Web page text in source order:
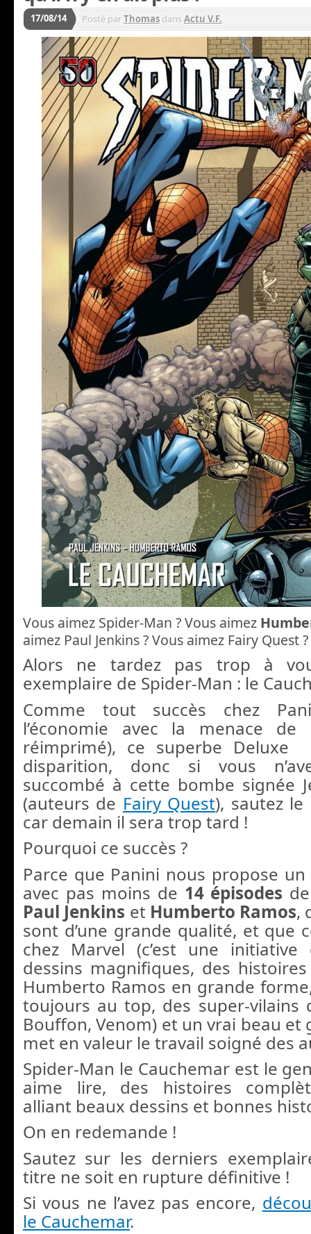
17/08/14 Posté parThomas dansActu V.F.
Vous aimez Spider-Man ? Vous aimez
aimez Paul Jenkins ? Vous aimez Fairy Quest ?
Alors ne tardez pas trop à
exemplaire de Spider-Man : le
Comme tout succès chez
l’économie avec la menace
réimprimé), ce superbe
disparition, donc si vous
succombé à cette bombe signée
(auteurs de Fairy Quest), sautez
car demain il sera trop tard !
Pourquoi ce succès ?
Parce que Panini nous propose
avec pas moins de 14 épisodes
Paul Jenkins et Humberto Ramos,
sont d’une grande qualité, et que
chez Marvel (c’est une initiative
dessins magnifiques, des
Humberto Ramos en grande
toujours au top, des super-vilains
Bouffon, Venom) et un vrai beau
met en valeur le travail soigné des
Spider-Man le Cauchemar est le
aime lire, des histoires
alliant beaux dessins et bonnes
On en redemande !
Sautez sur les derniers
titre ne soit en rupture définitive !
Si vous ne l’avez pas encore,
le Cauchemar.